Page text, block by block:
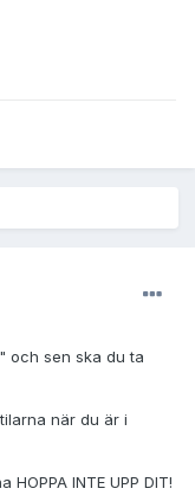
och sen ska du ta
när du är i
INTE UPP DIT!